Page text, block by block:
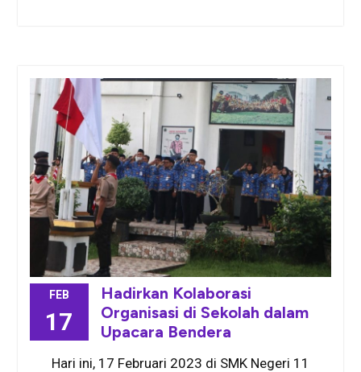
FEB
17
Hadirkan Kolaborasi
Organisasi di Sekolah dalam
Upacara Bendera
Hari ini, 17 Februari 2023 di SMK Negeri 11